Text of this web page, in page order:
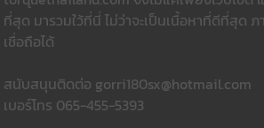
ที่สุด มารวมใว้ที่นี่ ไม่ว่าจะเป็นเนื้อหาที่ดีที่สุด
เชื่อถือได้
สนับสนุนติดต่อ gorri180sx@hotmail.com
เบอร์โทร 065-455-5393